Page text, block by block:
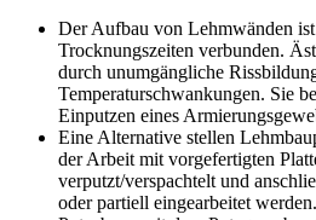
Der Aufbau von Lehmwänden
Trocknungszeiten verbunden.
durch unumgängliche
Temperaturschwankungen. Sie
Einputzen eines
Eine Alternative stellen
der Arbeit mit vorgefertigten
verputzt/verspachtelt und
oder partiell eingearbeitet